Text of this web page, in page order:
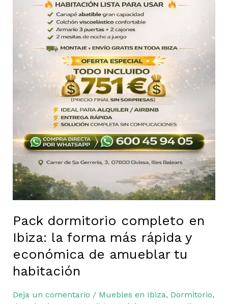
Pack dormitorio completo en
Ibiza: la forma más rápida y
económica de amueblar tu
habitación
Deja un comentario / Muebles en Ibiza, Dormitorio,
rápida
económica
de
amueblar
habitación